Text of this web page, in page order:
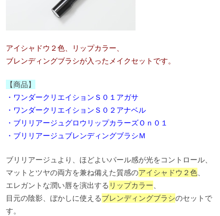
アイシャドウ２色、リップカラー、
ブレンディングブラシが入ったメイクセットです。
【商品】
・ワンダークリエイションＳ０１アガサ
・ワンダークリエイションＳ０２アナベル
・ブリリアージュグロウリップカラーズＯｎ０１
・ブリリアージュブレンディングブラシＭ
ブリリアージュより、ほどよいパール感が光をコントロール、
マットとツヤの両方を兼ね備えた質感のアイシャドウ２色、
エレガントな潤い唇を演出する リップカラー、
目元の陰影、ぼかしに使えるブレンディングブラシのセットで
す。